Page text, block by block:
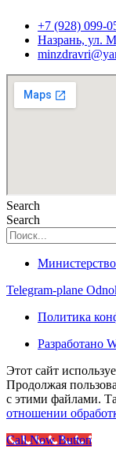
+7 (928) 099-
Назрань, ул.
Search
Search
Telegram-plane
Политика
Разработано
Этот сайт
Продолжая
с этими файлами.
отношении
Call Now Button